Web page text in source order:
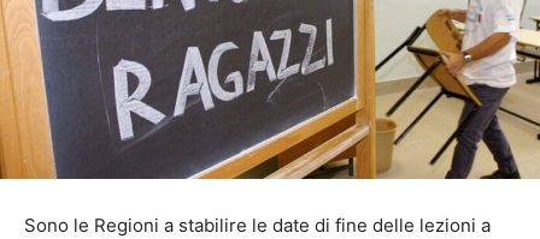
Sono le Regioni a stabilire le date di fine delle lezioni a